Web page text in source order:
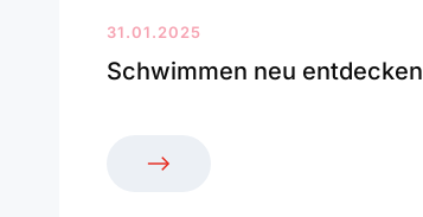
31.01.2025
Schwimmen neu entdecken